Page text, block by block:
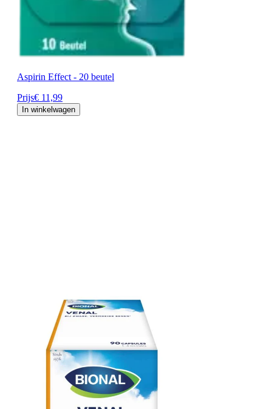
Aspirin Effect - 20 beutel
Prijs€ 11,99
In winkelwagen